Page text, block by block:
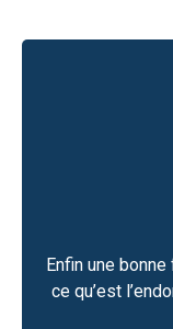
Enfin une
ce qu’est